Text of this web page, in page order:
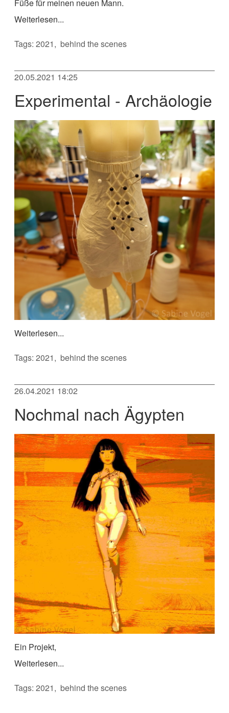
Füße für meinen neuen Mann.
Weiterlesen...
Tags:2021 behind the scenes
20.05.2021 14:25
Experimental - Archäologie
Weiterlesen...
Tags:2021 behind the scenes
26.04.2021 18:02
Nochmal nach Ägypten
Ein Projekt,
Weiterlesen...
Tags:2021 behind the scenes